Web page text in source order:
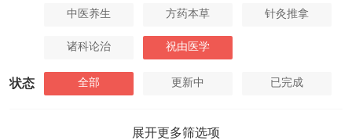
中医养生 方药本草 针灸推拿
诸科论治 祝由医学
状态 全部 更新中 已完成
展开更多筛选项